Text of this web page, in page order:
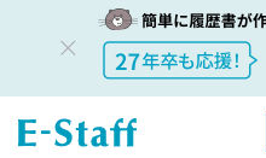
教員採用情
報のイー・
技術 中学校の非常勤講師 即日採用